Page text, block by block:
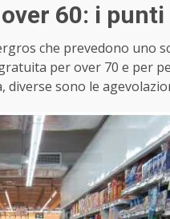
60: i
che prevedono uno
per over 70 e per
diverse sono le